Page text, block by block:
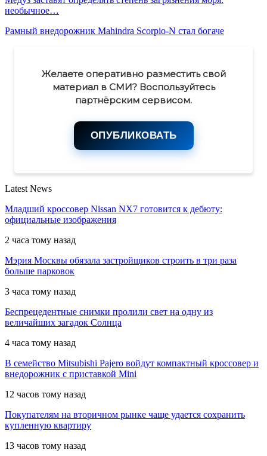
необычное…
Рамный внедорожник Mahindra Scorpio-N стал богаче
Желаете оперативно разместить свой
материал в СМИ? Воспользуйтесь
партнёрским сервисом.
ОПУБЛИКОВАТЬ
Latest News
Младший кроссовер Nissan NX7 готовится к дебюту:
официальные изображения
2 часа тому назад
Мэрия Москвы обязала застройщиков строить в три раза
больше парковок
3 часа тому назад
Беспрецедентные снимки пролили свет на одну из
величайших загадок Солнца
4 часа тому назад
В семейство Mitsubishi Pajero войдут компактный кроссовер и
внедорожник с приставкой Mini
12 часов тому назад
Покупателям на вторичном рынке чаще удается сохранить
купленную квартиру
13 часов тому назад